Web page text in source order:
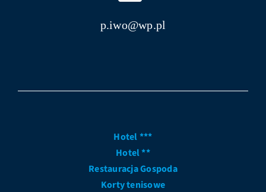
p.iwo@wp.pl
Hotel ***
Hotel **
Restauracja Gospoda
Korty tenisowe